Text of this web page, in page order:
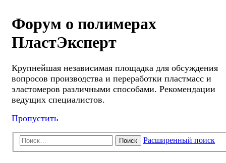
Форум о полимерах
ПластЭксперт
Крупнейшая независимая площадка для обсуждения
вопросов производства и переработки пластмасс и
эластомеров различными способами. Рекомендации
ведущих специалистов.
Пропустить
Поиск Расширенный поиск